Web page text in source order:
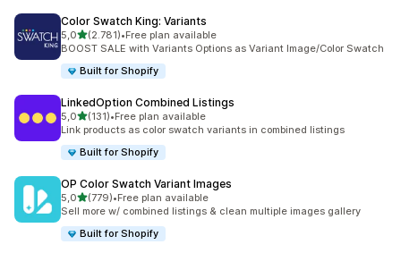
Color Swatch King: Variants
5,05 yıldız üzerinden
(2.781)
toplam 2781 değerlendirme
•Free plan available
BOOST SALE with Variants Options as Variant Image/Color Swatch
Built for Shopify
LinkedOption Combined Listings
5,05 yıldız üzerinden
(131)
toplam 131 değerlendirme
•Free plan available
Link products as color swatch variants in combined listings
Built for Shopify
OP Color Swatch Variant Images
5,05 yıldız üzerinden
(779)
toplam 779 değerlendirme
•Free plan available
Sell more w/ combined listings & clean multiple images gallery
Built for Shopify